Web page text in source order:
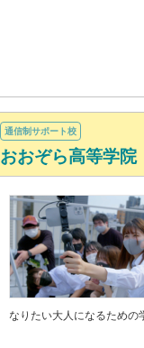
通信制サポート校
おおぞら高等学院
なりたい大人になるための